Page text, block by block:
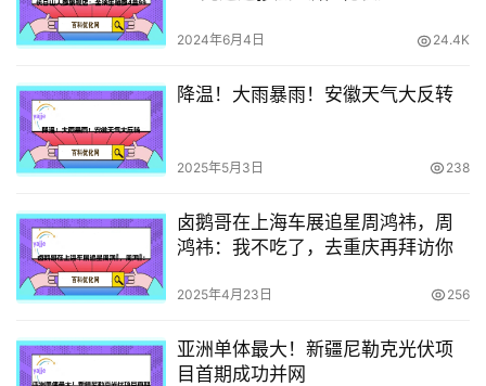
2024年6月4日 24.4K
降温！大雨暴雨！安徽天气大反转
2025年5月3日 238
卤鹅哥在上海车展追星周鸿祎，周
鸿祎：我不吃了，去重庆再拜访你
2025年4月23日 256
亚洲单体最大！新疆尼勒克光伏项
目首期成功并网